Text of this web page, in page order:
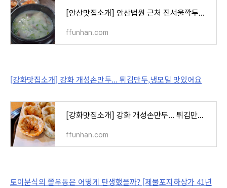
[안산맛집소개] 안산법원 근처 진서울깍두기... 설렁탕이 일품!!!
ffunhan.com
[강화맛집소개] 강화 개성손만두... 튀김만두,냉모밀 맛있어요
[강화맛집소개] 강화 개성손만두... 튀김만두,냉모밀 맛있어요
ffunhan.com
토이분식의 쫄우동은 어떻게 탄생했을까? [제물포지하상가 41년